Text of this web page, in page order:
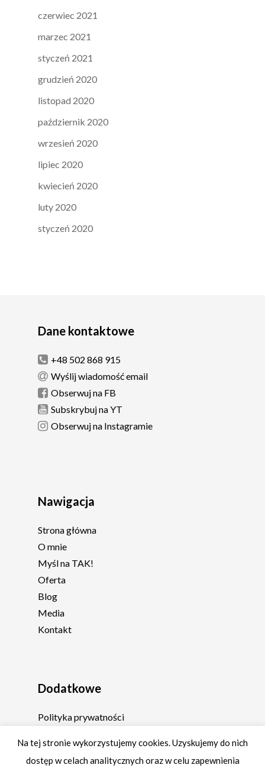
czerwiec 2021
marzec 2021
styczeń 2021
grudzień 2020
listopad 2020
październik 2020
wrzesień 2020
lipiec 2020
kwiecień 2020
luty 2020
styczeń 2020
Dane kontaktowe
+48 502 868 915
Wyślij wiadomość email
Obserwuj na FB
Subskrybuj na YT
Obserwuj na Instagramie
Nawigacja
Strona główna
O mnie
Myśl na TAK!
Oferta
Blog
Media
Kontakt
Dodatkowe
Polityka prywatności
Na tej stronie wykorzystujemy cookies. Uzyskujemy do nich
dostęp w celach analitycznych oraz w celu zapewnienia